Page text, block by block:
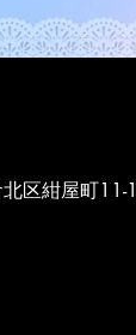
区紺屋町11-